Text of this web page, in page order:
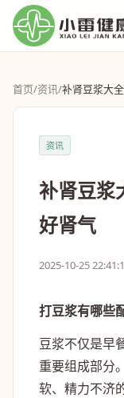
首页/资讯/补肾豆浆大
资讯
补肾豆浆
好肾气
2025-10-25
打豆浆有哪些
豆浆不仅是早
重要组成部分
软、精力不济